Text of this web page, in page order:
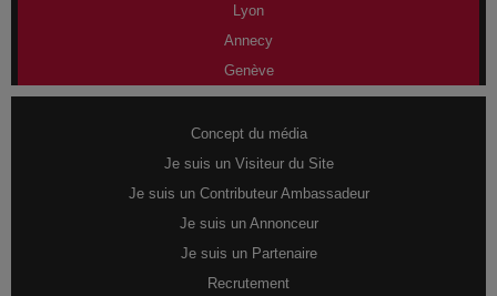
Lyon
Annecy
Genève
Concept du média
Je suis un Visiteur du Site
Je suis un Contributeur Ambassadeur
Je suis un Annonceur
Je suis un Partenaire
Recrutement